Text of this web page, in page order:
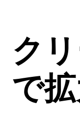
ク
で